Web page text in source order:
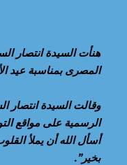
هنأت السيدة انتصار
المصرى بمناسبة عيد
وقالت السيدة انتصار
الرسمية على مواقع
أسأل الله أن يملأ
بخير”.